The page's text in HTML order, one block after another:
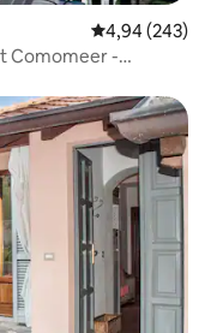
Gemiddelde
4,94 (243)
Comomeer -